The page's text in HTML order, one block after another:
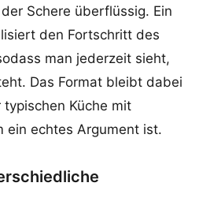
Schere überflüssig. Ein
den Fortschritt des
man jederzeit sieht,
Das Format bleibt dabei
Küche mit
ein echtes Argument ist.